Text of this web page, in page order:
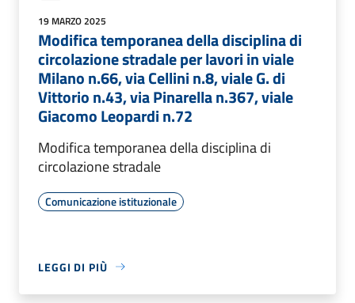
19 MARZO 2025
Modifica temporanea della disciplina di
circolazione stradale per lavori in viale
Milano n.66, via Cellini n.8, viale G. di
Vittorio n.43, via Pinarella n.367, viale
Giacomo Leopardi n.72
Modifica temporanea della disciplina di
circolazione stradale
Comunicazione istituzionale
LEGGI DI PIÙ